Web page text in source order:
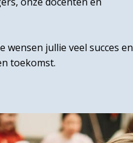
wensen jullie veel succes en
toekomst.